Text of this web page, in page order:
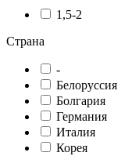
1,5-2
Страна
-
Белоруссия
Болгария
Германия
Италия
Корея